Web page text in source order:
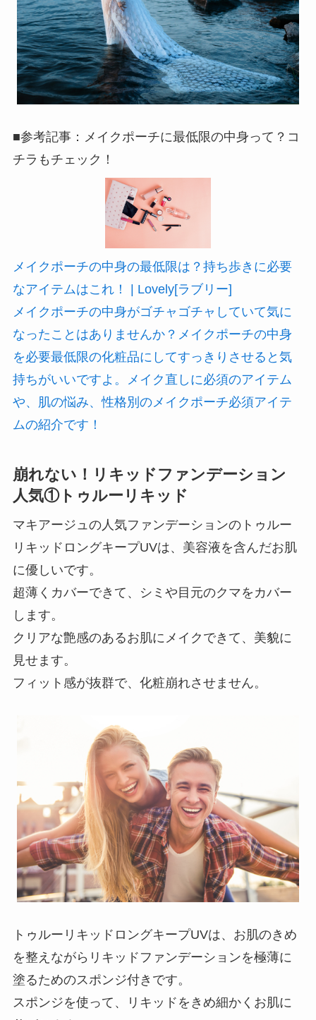
■参考記事：メイクポーチに最低限の中身って？コ
チラもチェック！
メイクポーチの中身の最低限は？持ち歩きに必要
なアイテムはこれ！ | Lovely[ラブリー]
メイクポーチの中身がゴチャゴチャしていて気に
なったことはありませんか？メイクポーチの中身
を必要最低限の化粧品にしてすっきりさせると気
持ちがいいですよ。メイク直しに必須のアイテム
や、肌の悩み、性格別のメイクポーチ必須アイテ
ムの紹介です！
崩れない！リキッドファンデーション
人気①トゥルーリキッド
マキアージュの人気ファンデーションのトゥルー
リキッドロングキープUVは、美容液を含んだお肌
に優しいです。
超薄くカバーできて、シミや目元のクマをカバー
します。
クリアな艶感のあるお肌にメイクできて、美貌に
見せます。
フィット感が抜群で、化粧崩れさせません。
トゥルーリキッドロングキープUVは、お肌のきめ
を整えながらリキッドファンデーションを極薄に
塗るためのスポンジ付きです。
スポンジを使って、リキッドをきめ細かくお肌に